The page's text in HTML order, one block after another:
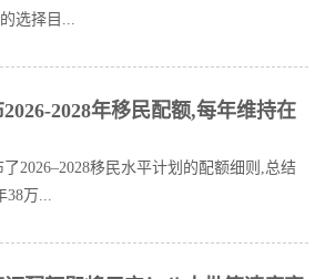
选择目...
2028年移民配额,每年维持在
2026–2028移民水平计划的配额细则,总结
万...